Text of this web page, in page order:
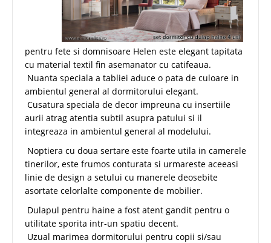
pentru fete si domnisoare Helen este elegant tapitata
cu material textil fin asemanator cu catifeaua.
Nuanta speciala a tabliei aduce o pata de culoare in
ambientul general al dormitorului elegant.
Cusatura speciala de decor impreuna cu insertiile
aurii atrag atentia subtil asupra patului si il
integreaza in ambientul general al modelului.
Noptiera cu doua sertare este foarte utila in camerele
tinerilor, este frumos conturata si urmareste aceeasi
linie de design a setului cu manerele deosebite
asortate celorlalte componente de mobilier.
Dulapul pentru haine a fost atent gandit pentru o
utilitate sporita intr-un spatiu decent.
Uzual marimea dormitorului pentru copii si/sau